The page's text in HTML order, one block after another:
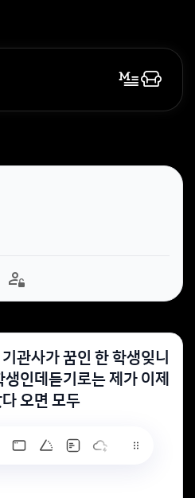
관사가 꿈인 한 학생잊니
생인데듣기로는 제가 이제
오면 모두